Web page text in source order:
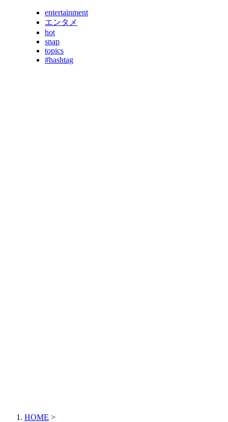
entertainment
エンタメ
hot
snap
topics
#hashtag
HOME >